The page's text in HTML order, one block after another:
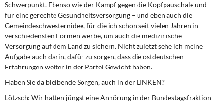
Schwerpunkt. Ebenso wie der Kampf gegen die Kopfpauschale und
für eine gerechte Gesundheitsversorgung – und eben auch die
Gemeindeschwesternidee, für die ich schon seit vielen Jahren in
verschiedensten Formen werbe, um auch die medizinische
Versorgung auf dem Land zu sichern. Nicht zuletzt sehe ich meine
Aufgabe auch darin, dafür zu sorgen, dass die ostdeutschen
Erfahrungen weiter in der Partei Gewicht haben.
Haben Sie da bleibende Sorgen, auch in der LINKEN?
Lötzsch: Wir hatten jüngst eine Anhörung in der Bundestagsfraktion